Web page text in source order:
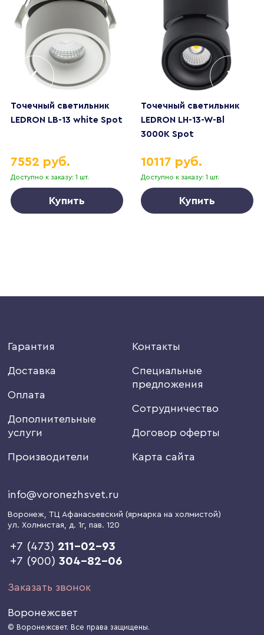
Точечный светильник
LEDRON LB-13 white Spot
Доступно к заказу: 1 шт.
7552 руб.
Купить
Точечный светильник
LEDRON LH-13-W-Bl
3000K Spot
Доступно к заказу: 1 шт.
10117 руб.
Купить
Гарантия
Доставка
Оплата
Дополнительные
услуги
Производители
Контакты
Специальные
предложения
Сотрудничество
Договор оферты
Карта сайта
info@voronezhsvet.ru
Воронеж, ТЦ Афанасьевский (ярмарка на холмистой)
ул. Холмистая, д. 1г, пав. 120
+7 (473) 211-02-93
+7 (900)304-82-06
Заказать звонок
Воронежсвет
© Воронежсвет. Все права защищены.